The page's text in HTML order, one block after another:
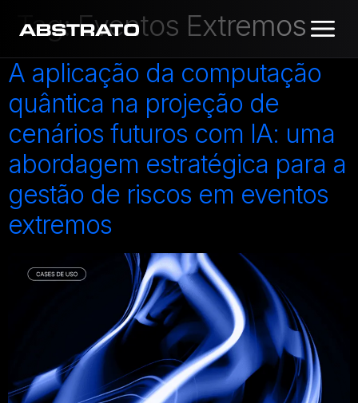
Tag:Eventos Extremos
A aplicação da computação
quântica na projeção de
cenários futuros com IA: uma
abordagem estratégica para a
gestão de riscos em eventos
extremos